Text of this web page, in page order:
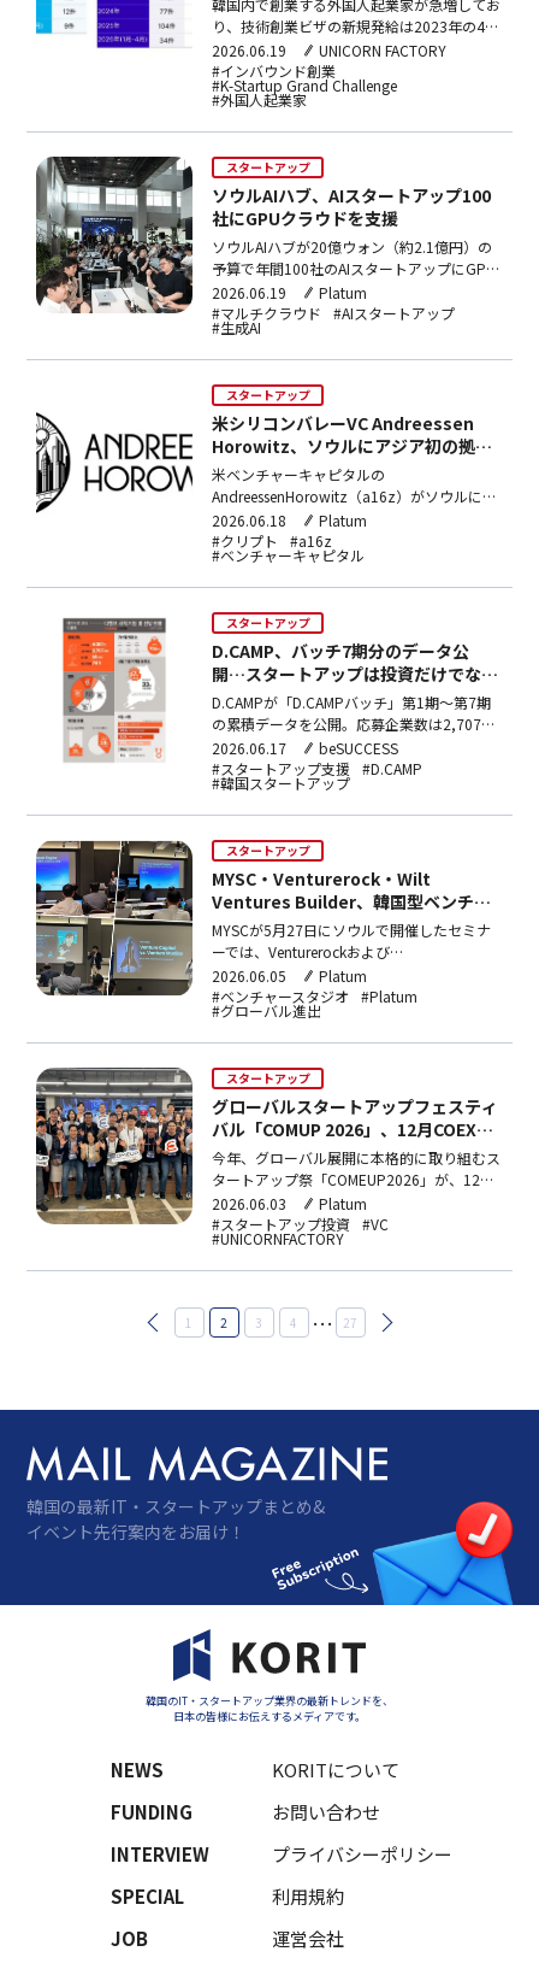
韓国内で創業する外国人起業家が急増してお
り、技術創業ビザの新規発給は2023年の46
件から2025年には104件へと毎年50%増
加。滞在者数は3年で2倍の253人に達した。
政府はKSGCの拡大やGSC・GSO運営強化を
通じ、外国人設立ユニコーン企業の誕生を目
指す。
2026.06.19
UNICORN FACTORY
#インバウンド創業
#K-Startup Grand Challenge
#外国人起業家
スタートアップ
ソウルAIハブ、AIスタートアップ100
社にGPUクラウドを支援
ソウルAIハブが20億ウォン（約2.1億円）の
予算で年間100社のAIスタートアップにGPU
クラウドを支援。上半期は71社を選定し、
AWS・Azure・GoogleCloudなど8つのクラ
ウド環境と最新GPU（H100〜B300等）をマ
ルチクラウドで提供する。
2026.06.19
Platum
#マルチクラウド
#AIスタートアップ
#生成AI
スタートアップ
米シリコンバレーVC Andreessen
Horowitz、ソウルにアジア初の拠点
を開設
米ベンチャーキャピタルの
AndreessenHorowitz（a16z）がソウルにア
ジア初の事務所を開設。約1,000億ドルを運
用する同社は当初クリプト分野に集中し、事
業開発やパートナーシップ構築を通じてポー
トフォリオ企業の韓国・アジア市場進出を支
2026.06.18
Platum
#クリプト
#a16z
#ベンチャーキャピタル
スタートアップ
D.CAMP、バッチ7期分のデータ公
開…スタートアップは投資だけでなく
「ネットワーク」を求める
D.CAMPが「D.CAMPバッチ」第1期〜第7期
の累積データを公開。応募企業数は2,707
社、55社が平均74倍の競争率を突破した。
調査では投資機会と並び、事業協力・ネット
ワークへのニーズが高いことが示された。
2026.06.17
beSUCCESS
#スタートアップ支援 #D.CAMP
#韓国スタートアップ
スタートアップ
MYSC・Venturerock・Wilt
Ventures Builder、韓国型ベンチャ
ースタジオモデルを議論
MYSCが5月27日にソウルで開催したセミナ
ーでは、Venturerockおよび
WiltVenturesBuilderとともに、既存アクセラ
レーティングの限界を踏まえた韓国型ベンチ
ャースタジオモデルの導入とグローバル展開
戦略が議論された。
2026.06.05
Platum
#ベンチャースタジオ #Platum
#グローバル進出
スタートアップ
グローバルスタートアップフェスティ
バル「COMUP 2026」、12月COEXで
開催
今年、グローバル展開に本格的に取り組むス
タートアップ祭「COMEUP2026」が、12月
9日から11日までソウル江南区のCOEXで開
催される。国内のイノベーション企業の海外
進出を支援する『COMEUPStars（コンアッ
プ・スターズ）』プログラムは、昨年は米
年はシンガポールとインドが加わり、計6地
域に拡大する。
2026.06.03
Platum
#スタートアップ投資 #VC
#UNICORNFACTORY
ー
送
り
1 2 3 4 … 27
韓国の最新IT・スタートアップまとめ&
イベント先行案内をお届け！
韓国のIT・スタートアップ業界の最新トレンドを、
日本の皆様にお伝えするメディアです。
NEWS
FUNDING
INTERVIEW
SPECIAL
JOB
KORITについて
お問い合わせ
プライバシーポリシー
利用規約
運営会社